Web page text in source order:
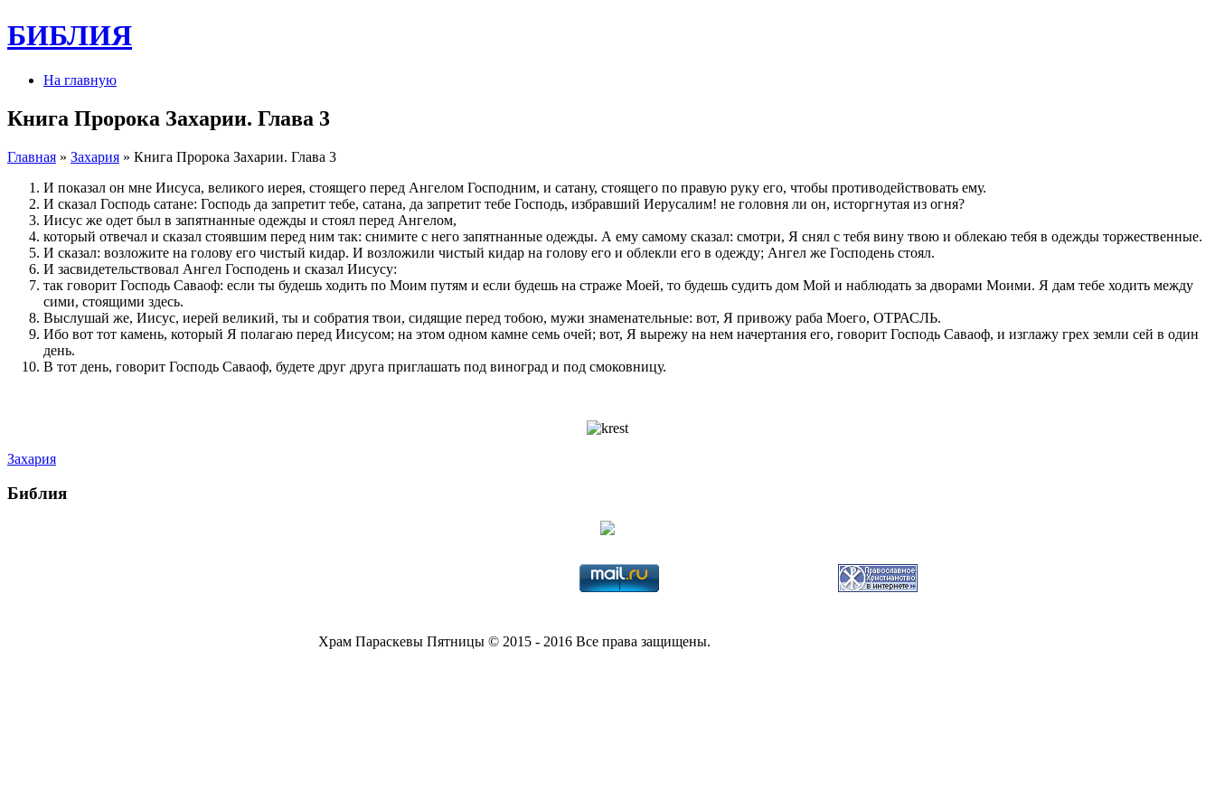
БИБЛИЯ
На главную
Книга Пророка Захарии. Глава 3
Главная » Захария » Книга Пророка Захарии. Глава 3
И показал он мне Иисуса, великого иерея, стоящего перед Ангелом Господним, и сатану, стоящего по правую руку его, чтобы противодействовать ему.
И сказал Господь сатане: Господь да запретит тебе, сатана, да запретит тебе Господь, избравший Иерусалим! не головня ли он, исторгнутая из огня?
Иисус же одет был в запятнанные одежды и стоял перед Ангелом,
который отвечал и сказал стоявшим перед ним так: снимите с него запятнанные одежды. А ему самому сказал: смотри, Я снял с тебя вину твою и облекаю тебя в одежды торжественные.
И сказал: возложите на голову его чистый кидар. И возложили чистый кидар на голову его и облекли его в одежду; Ангел же Господень стоял.
И засвидетельствовал Ангел Господень и сказал Иисусу:
так говорит Господь Саваоф: если ты будешь ходить по Моим путям и если будешь на страже Моей, то будешь судить дом Мой и наблюдать за дворами Моими. Я дам тебе ходить между
сими, стоящими здесь.
Выслушай же, Иисус, иерей великий, ты и собратия твои, сидящие перед тобою, мужи знаменательные: вот, Я привожу раба Моего, ОТРАСЛЬ.
Ибо вот тот камень, который Я полагаю перед Иисусом; на этом одном камне семь очей; вот, Я вырежу на нем начертания его, говорит Господь Саваоф, и изглажу грех земли сей в один
день.
В тот день, говорит Господь Саваоф, будете друг друга приглашать под виноград и под смоковницу.
Захария
Библия
Храм Параскевы Пятницы © 2015 - 2016 Все права защищены.